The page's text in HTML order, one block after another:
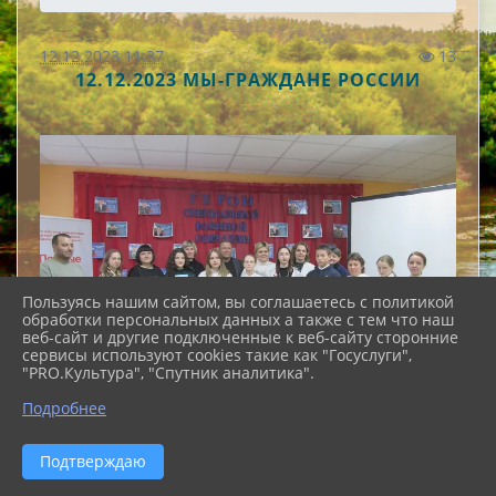
12.12.2023 11:37 13
12.12.2023 МЫ-ГРАЖДАНЕ РОССИИ
Сегодня, в День конституции, в Городском Доме
Пользуясь нашим сайтом, вы соглашаетесь с политикой
обработки персональных данных а также с тем что наш
веб-сайт и другие подключенные к веб-сайту сторонние
сервисы используют cookies такие как "Госуслуги",
"PRO.Культура", "Спутник аналитика".
Подробнее
Подтверждаю